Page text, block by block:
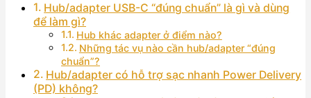
Hub/adapter USB-C “đúng chuẩn” là gì và dùng
để làm gì?
Hub khác adapter ở điểm nào?
Những tác vụ nào cần hub/adapter “đúng
chuẩn”?
Hub/adapter có hỗ trợ sạc nhanh Power Delivery
(PD) không?